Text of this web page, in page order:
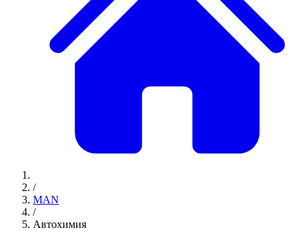
/
MAN
/
Автохимия